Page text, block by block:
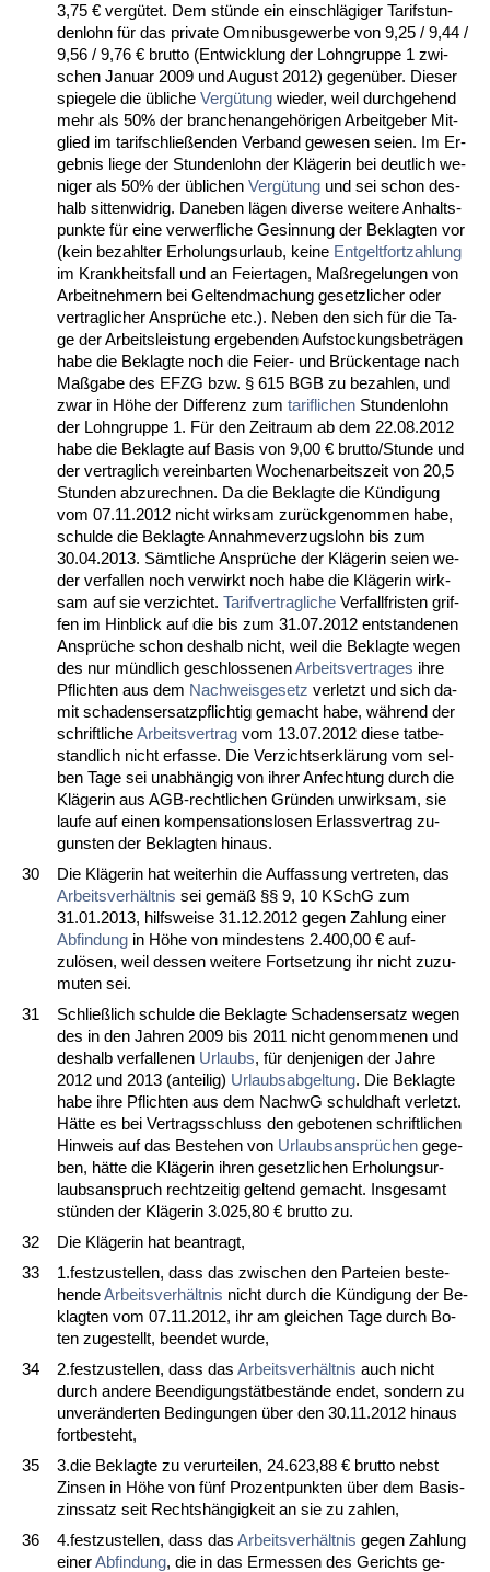
3,75 € vergütet. Dem stünde ein ein­schlägi­ger Ta­rif­stun­
den­lohn für das pri­va­te Om­ni­bus­ge­wer­be von 9,25 / 9,44 /
9,56 / 9,76 € brut­to (Ent­wick­lung der Lohn­grup­pe 1 zwi­
schen Ja­nu­ar 2009 und Au­gust 2012) ge­genüber. Die­ser
spie­ge­le die übli­che Vergütung wie­der, weil durch­ge­hend
mehr als 50% der bran­chen­an­gehöri­gen Ar­beit­ge­ber Mit­
glied im ta­rif­sch­ließen­den Ver­band ge­we­sen sei­en. Im Er­
geb­nis lie­ge der St­un­den­lohn der Kläge­rin bei deut­lich we­
ni­ger als 50% der übli­chen Vergütung und sei schon des­
halb sit­ten­wid­rig. Da­ne­ben lägen di­ver­se wei­te­re An­halts­
punk­te für ei­ne ver­werf­li­che Ge­sin­nung der Be­klag­ten vor
(kein be­zahl­ter Er­ho­lungs­ur­laub, kei­ne Ent­gelt­fort­zah­lung
im Krank­heits­fall und an Fei­er­ta­gen, Maßre­ge­lun­gen von
Ar­beit­neh­mern bei Gel­tend­ma­chung ge­setz­li­cher oder
ver­trag­li­cher Ansprüche etc.). Ne­ben den sich für die Ta­
ge der Ar­beits­leis­tung er­ge­ben­den Auf­sto­ckungs­beträgen
ha­be die Be­klag­te noch die Fei­er- und Brück­en­ta­ge nach
Maßga­be des EFZG bzw. § 615 BGB zu be­zah­len, und
zwar in Höhe der Dif­fe­renz zum ta­rif­li­chen St­un­den­lohn
der Lohn­grup­pe 1. Für den Zeit­raum ab dem 22.08.2012
ha­be die Be­klag­te auf Ba­sis von 9,00 € brut­to/St­un­de und
der ver­trag­lich ver­ein­bar­ten Wo­chen­ar­beits­zeit von 20,5
St­un­den ab­zu­rech­nen. Da die Be­klag­te die Kündi­gung
vom 07.11.2012 nicht wirk­sam zurück­ge­nom­men ha­be,
schul­de die Be­klag­te An­nah­me­ver­zugs­lohn bis zum
30.04.2013. Sämt­li­che Ansprüche der Kläge­rin sei­en we­
der ver­fal­len noch ver­wirkt noch ha­be die Kläge­rin wirk­
sam auf sie ver­zich­tet. Ta­rif­ver­trag­li­che Ver­fall­fris­ten grif­
fen im Hin­blick auf die bis zum 31.07.2012 ent­stan­de­nen
Ansprüche schon des­halb nicht, weil die Be­klag­te we­gen
des nur münd­lich ge­schlos­se­nenAr­beits­ver­tra­ges ih­re
Pflich­ten aus dem Nach­weis­ge­setz ver­letzt und sich da­
mit scha­dens­er­satz­pflich­tig ge­macht ha­be, während der
schrift­li­cheAr­beits­ver­trag vom 13.07.2012 die­se tat­be­
stand­lich nicht er­fas­se. Die Ver­zichts­erklärung vom sel­
ben Ta­ge sei un­abhängig von ih­rer An­fech­tung durch die
Kläge­rin aus AGB-recht­li­chen Gründen un­wirk­sam, sie
lau­fe auf ei­nen kom­pen­sa­ti­ons­lo­sen Er­lass­ver­trag zu­
guns­ten der Be­klag­ten hin­aus.
30
Die Kläge­rin hat wei­ter­hin die Auf­fas­sung ver­tre­ten, das
Ar­beits­verhält­nis sei gemäß §§ 9, 10 KSchG zum
31.01.2013, hilfs­wei­se 31.12.2012 ge­gen Zah­lung ei­ner
Ab­fin­dung in Höhe von min­des­tens 2.400,00 € auf­
zulösen, weil des­sen wei­te­re Fort­set­zung ihr nicht zu­zu­
mu­ten sei.
31
Sch­ließlich schul­de die Be­klag­te Scha­dens­er­satz we­gen
des in den Jah­ren 2009 bis 2011 nicht ge­nom­me­nen und
des­halb ver­fal­le­nen Ur­laubs, für den­je­ni­gen der Jah­re
2012 und 2013 (an­tei­lig) Ur­laubs­ab­gel­tung. Die Be­klag­te
ha­be ih­re Pflich­ten aus dem NachwG schuld­haft ver­letzt.
Hätte es bei Ver­trags­schluss den ge­bo­te­nen schrift­li­chen
Hin­weis auf das Be­ste­hen von Ur­laubs­ansprüchen ge­ge­
ben, hätte die Kläge­rin ih­ren ge­setz­li­chen Er­ho­lungs­ur­
laubs­an­spruch recht­zei­tig gel­tend ge­macht. Ins­ge­samt
stünden der Kläge­rin 3.025,80 € brut­to zu.
32
Die Kläge­rin hat be­an­tragt,
33
1.fest­zu­stel­len, dass das zwi­schen den Par­tei­en be­ste­
hen­deAr­beits­verhält­nis nicht durch die Kündi­gung der Be­
klag­ten vom 07.11.2012, ihr am glei­chen Ta­ge durch Bo­
ten zu­ge­stellt, be­en­det wur­de,
34
2.fest­zu­stel­len, dass das Ar­beits­verhält­nis auch nicht
durch an­de­re Be­en­di­gungstätbestände en­det, son­dern zu
un­veränder­ten Be­din­gun­gen über den 30.11.2012 hin­aus
fort­be­steht,
35
3.die Be­klag­te zu ver­ur­tei­len, 24.623,88 € brut­to nebst
Zin­sen in Höhe von fünf Pro­zent­punk­ten über dem Ba­sis­
zins­satz seit Rechtshängig­keit an sie zu zah­len,
36
4.fest­zu­stel­len, dass das Ar­beits­verhält­nis ge­gen Zah­lung
ei­nerAb­fin­dung, die in das Er­mes­sen des Ge­richts ge­